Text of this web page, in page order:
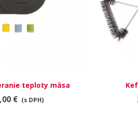
NÁHĽAD
teploty mäsa
€ (s DPH)